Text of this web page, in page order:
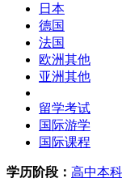
日本
德国
法国
欧洲其他
亚洲其他
留学考试
国际游学
国际课程
学历阶段： 高中本科